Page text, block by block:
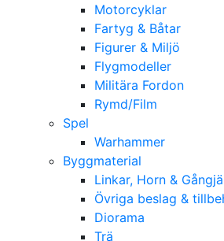
Motorcyklar
Fartyg & Båtar
Figurer & Miljö
Flygmodeller
Militära Fordon
Rymd/Film
Spel
Warhammer
Byggmaterial
Linkar, Horn &
Övriga beslag &
Diorama
Trä